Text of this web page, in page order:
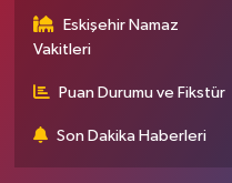
Eskişehir Namaz
Vakitleri
Puan Durumu ve Fikstür
Son Dakika Haberleri